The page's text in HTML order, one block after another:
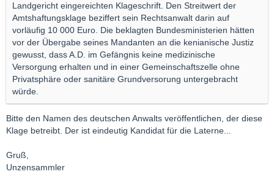
Landgericht eingereichten Klageschrift. Den Streitwert der
Amtshaftungsklage beziffert sein Rechtsanwalt darin auf
vorläufig 10 000 Euro. Die beklagten Bundesministerien hätten
vor der Übergabe seines Mandanten an die kenianische Justiz
gewusst, dass A.D. im Gefängnis keine medizinische
Versorgung erhalten und in einer Gemeinschaftszelle ohne
Privatsphäre oder sanitäre Grundversorung untergebracht
würde.
Bitte den Namen des deutschen Anwalts veröffentlichen, der diese
Klage betreibt. Der ist eindeutig Kandidat für die Laterne...
Gruß,
Unzensammler